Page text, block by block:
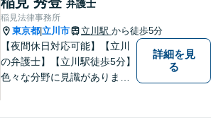
弁護士
稲見法律事務所
東京都 立川市 立川駅 から徒歩5分
【夜間休日対応可能】【立川
の弁護士】【立川駅徒歩5分】
色々な分野に見識がありま
詳細を見
る